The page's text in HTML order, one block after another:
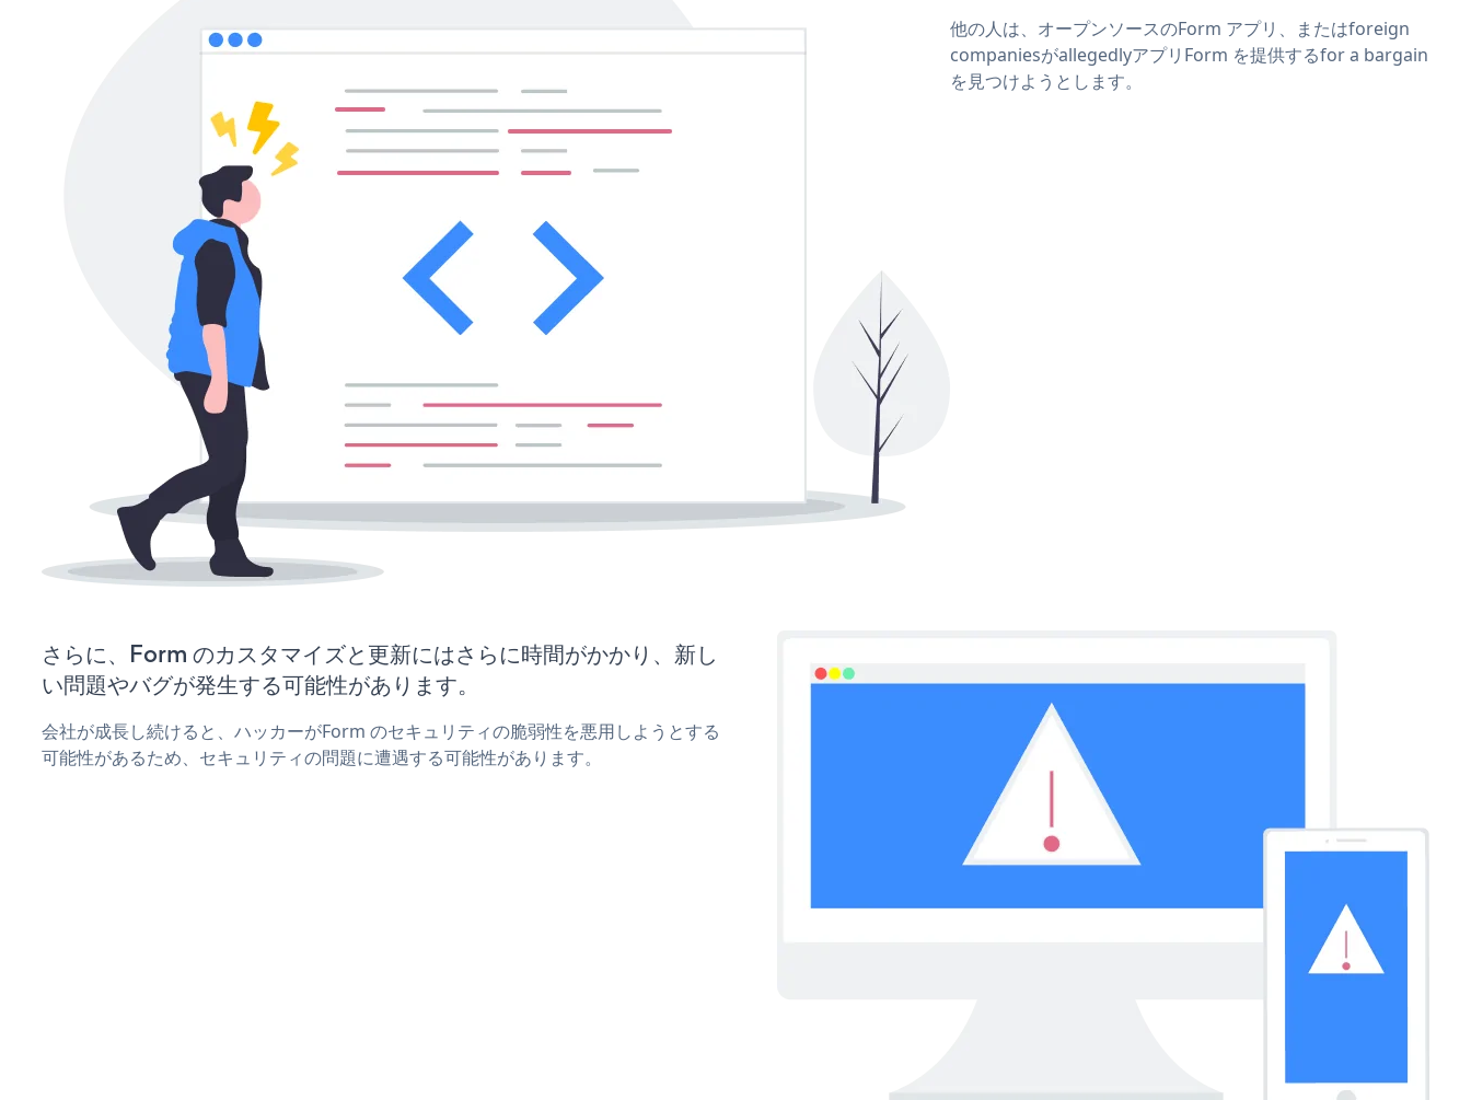
他の人は、オープンソースのForm アプリ、またはforeign
companiesがallegedlyアプリForm を提供するfor a bargain
を見つけようとします。
さらに、Form のカスタマイズと更新にはさらに時間がかかり、新し
い問題やバグが発生する可能性があります。
会社が成長し続けると、ハッカーがForm のセキュリティの脆弱性を悪用しようとする
可能性があるため、セキュリティの問題に遭遇する可能性があります。